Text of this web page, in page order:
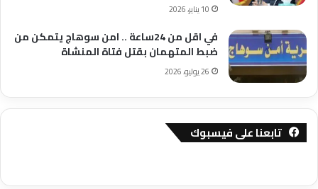
10 يناير، 2026
في اقل من 24ساعة .. امن سوهاج يتمكن من
ضبط المتهمان بقتل فتاة المنشاة
26 يوليو، 2026
تابعنا على فيسبوك